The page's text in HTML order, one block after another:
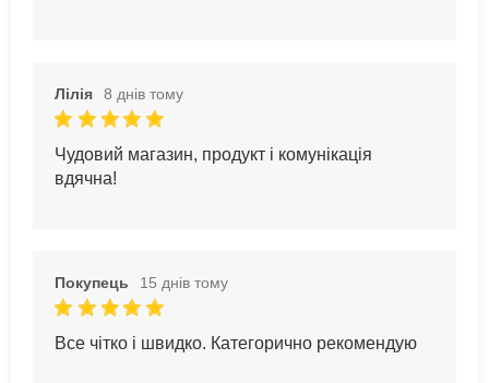
Лілія 8 днів тому
Чудовий магазин, продукт і комунікація
вдячна!
Покупець 15 днів тому
Все чітко і швидко. Категорично рекомендую